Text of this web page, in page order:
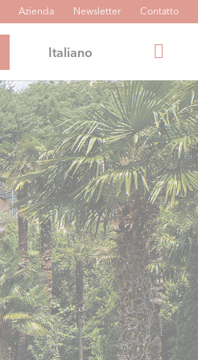
Azienda Newsletter Contatto
Italiano